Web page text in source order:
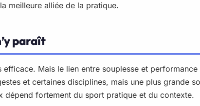
meilleure alliée de la pratique.
paraît
Mais le lien entre souplesse et performance
et certaines disciplines, mais une plus grande
dépend fortement du sport pratique et du contexte.